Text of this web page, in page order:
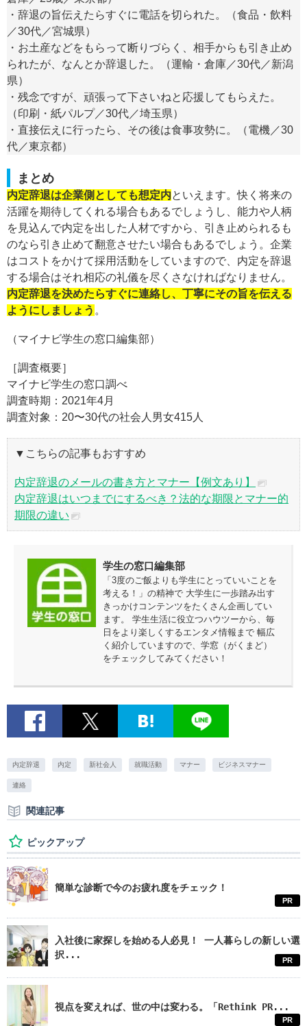
・辞退の旨伝えたらすぐに電話を切られた。（食品・飲料
／30代／宮城県）
・お土産などをもらって断りづらく、相手からも引き止め
られたが、なんとか辞退した。（運輸・倉庫／30代／新潟
県）
・残念ですが、頑張って下さいねと応援してもらえた。
（印刷・紙パルプ／30代／埼玉県）
・直接伝えに行ったら、その後は食事攻勢に。（電機／30
代／東京都）
まとめ
内定辞退は企業側としても想定内といえます。快く将来の
活躍を期待してくれる場合もあるでしょうし、能力や人柄
を見込んで内定を出した人材ですから、引き止められるも
のなら引き止めて翻意させたい場合もあるでしょう。企業
はコストをかけて採用活動をしていますので、内定を辞退
する場合はそれ相応の礼儀を尽くさなければなりません。
内定辞退を決めたらすぐに連絡し、丁寧にその旨を伝える
ようにしましょう 。
（マイナビ学生の窓口編集部）
［調査概要］
マイナビ学生の窓口調べ
調査時期：2021年4月
調査対象：20〜30代の社会人男女415人
▼こちらの記事もおすすめ
内定辞退のメールの書き方とマナー【例文あり】
内定辞退はいつまでにするべき？法的な期限とマナー的
期限の違い
学生の窓口編集部
「3度のご飯よりも学生にとっていいことを
考える！」の精神で 大学生に一歩踏み出す
きっかけコンテンツをたくさん企画してい
ます。 学生生活に役立つハウツーから、毎
日をより楽しくするエンタメ情報まで 幅広
く紹介していますので、学窓（がくまど）
をチェックしてみてください！
内定辞退 内定 新社会人 就職活動 マナー ビジネスマナー
連絡
関連記事
ピックアップ
簡単な診断で今のお疲れ度をチェック！
PR
入社後に家探しを始める人必見！ 一人暮らしの新しい選
択...
PR
視点を変えれば、世の中は変わる。「Rethink PR...
PR